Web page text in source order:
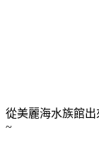
從美麗海水族館
~